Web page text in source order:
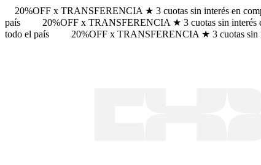
20%OFF x TRANSFERENCIA ★ 3 cuotas sin interés en
país
20%OFF x TRANSFERENCIA ★ 3 cuotas sin interés
todo el país
20%OFF x TRANSFERENCIA ★ 3 cuotas sin